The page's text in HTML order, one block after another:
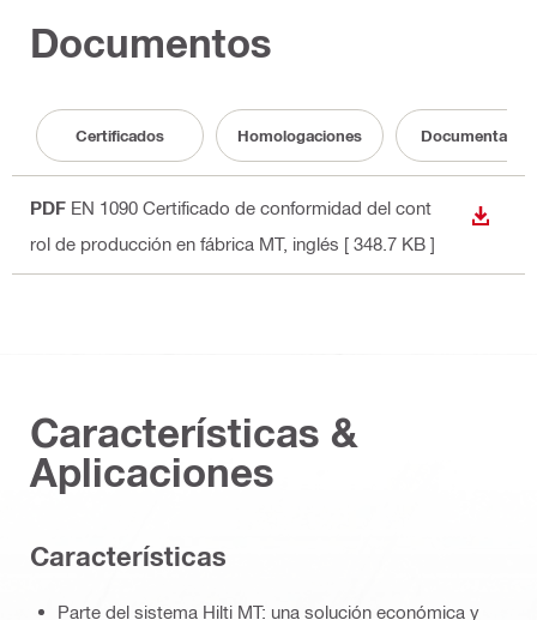
Documentos
Certificados Homologaciones Documentación
PDF EN 1090 Certificado de conformidad del cont
rol de producción en fábrica MT, inglés [ 348.7 KB ]
Características &
Aplicaciones
Caracterí­sticas
Parte del sistema Hilti MT: una solución económica y